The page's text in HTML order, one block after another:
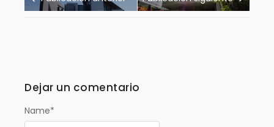
Dejar un comentario
Name*